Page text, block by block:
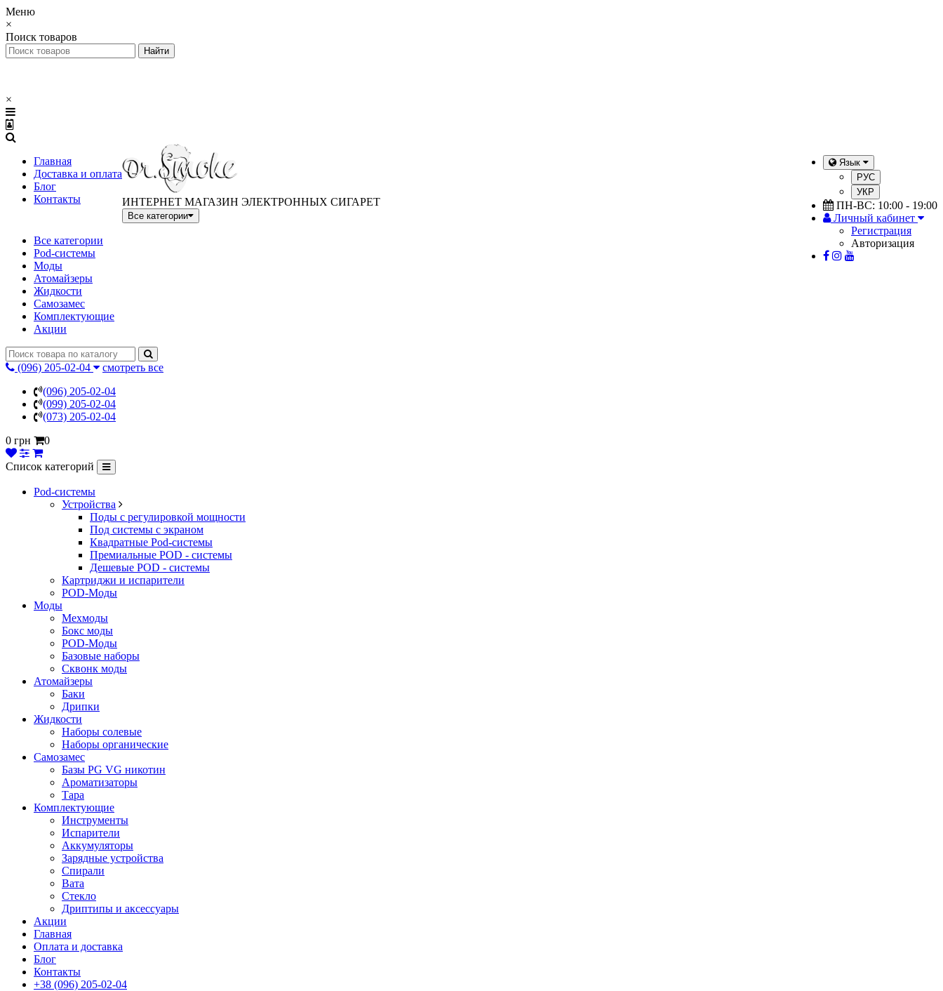
Меню
×
Поиск товаров
×
Главная
Доставка и оплата
Блог
Контакты
Язык
РУС
УКР
ПН-ВС: 10:00 - 19:00
Личный кабинет
Регистрация
Авторизация
ИНТЕРНЕТ МАГАЗИН ЭЛЕКТРОННЫХ СИГАРЕТ
Все категории
Все категории
Pod-системы
Моды
Атомайзеры
Жидкости
Самозамес
Комплектующие
Акции
(096) 205-02-04
смотреть все
(096) 205-02-04
(099) 205-02-04
(073) 205-02-04
0 грн
0
Список категорий
Pod-системы
Устройства
Поды с регулировкой мощности
Под системы с экраном
Квадратные Pod-системы
Премиальные POD - системы
Дешевые POD - системы
Картриджи и испарители
POD-Моды
Моды
Мехмоды
Бокс моды
POD-Моды
Базовые наборы
Сквонк моды
Атомайзеры
Баки
Дрипки
Жидкости
Наборы солевые
Наборы органические
Самозамес
Базы PG VG никотин
Ароматизаторы
Тара
Комплектующие
Инструменты
Испарители
Аккумуляторы
Зарядные устройства
Спирали
Вата
Стекло
Дриптипы и аксессуары
Акции
Главная
Оплата и доставка
Блог
Контакты
+38 (096) 205-02-04